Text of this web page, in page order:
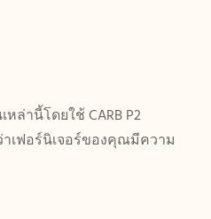
านี้โดยใช้ CARB P2
เฟอร์นิเจอร์ของคุณมีความ